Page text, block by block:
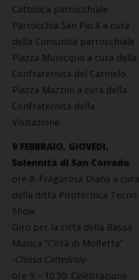
Cattolica parrocchiale
Parrocchia San Pio X a cura
della Comunità parrocchiale
Piazza Municipio a cura della
Confraternita del Carmelo
Piazza Mazzini a cura della
Confraternita della
Visitazione
9 FEBBRAIO, GIOVEDI,
Solennità di San Corrado
ore 8: Fragorosa Diana a cura
della ditta Pirotecnica Tecno
Show
Giro per la città della Bassa
Musica “Città di Molfetta”
-Chiesa Cattedrale-
ore 9 – 10.30: Celebrazione